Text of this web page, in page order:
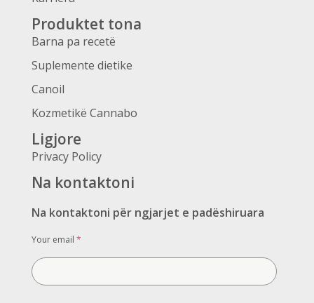
Produktet tona
Barna pa recetë
Suplemente dietike
Canoil
Kozmetikë Cannabo
Ligjore
Privacy Policy
Na kontaktoni
Na kontaktoni për ngjarjet e padëshiruara
Your email *